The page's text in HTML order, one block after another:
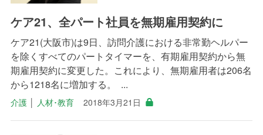
ケア21、全パート社員を無期雇用契約に
ケア21(大阪市)は9日、訪問介護における非常勤ヘルパー
を除くすべてのパートタイマーを、有期雇用契約から無
期雇用契約に変更した。これにより、無期雇用者は206名
から1218名に増加する。 ...
介護│ 人材･教育 2018年3月21日